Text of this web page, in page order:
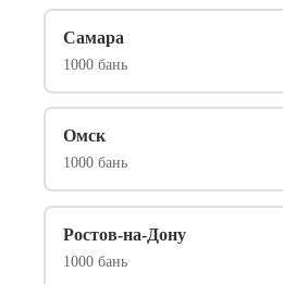
Самара
1000 бань
Омск
1000 бань
Ростов-на-Дону
1000 бань